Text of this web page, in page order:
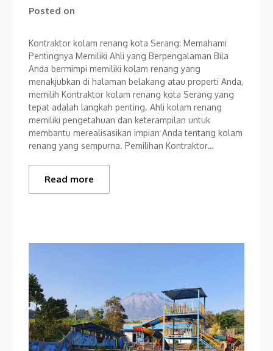
Posted on
Kontraktor kolam renang kota Serang: Memahami
Pentingnya Memiliki Ahli yang Berpengalaman Bila
Anda bermimpi memiliki kolam renang yang
menakjubkan di halaman belakang atau properti Anda,
memilih Kontraktor kolam renang kota Serang yang
tepat adalah langkah penting. Ahli kolam renang
memiliki pengetahuan dan keterampilan untuk
membantu merealisasikan impian Anda tentang kolam
renang yang sempurna. Pemilihan Kontraktor…
Read more